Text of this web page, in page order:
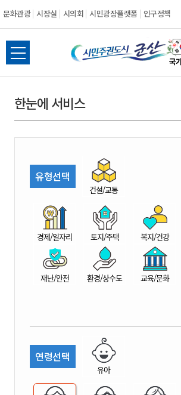
문화관광 시장실 시의회 시민광장플랫폼 인구정책
시
민
권
시
산
전
체
뉴
열
한눈에 서비스
유형선택
건설/교통
경제/일자리 토지/주택 복지/건강
재난/안전 환경/상수도 교육/문화
연령선택
유아